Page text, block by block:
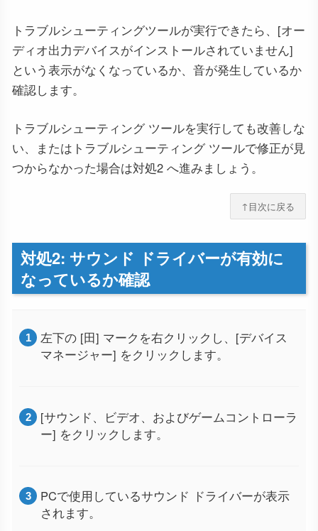
トラブルシューティングツールが実行できたら、[オー
ディオ出力デバイスがインストールされていません]
という表示がなくなっているか、音が発生しているか
確認します。
トラブルシューティング ツールを実行しても改善しな
い、またはトラブルシューティング ツールで修正が見
つからなかった場合は対処2 へ進みましょう。
↑目次に戻る
対処2: サウンド ドライバーが有効に
なっているか確認
左下の [田] マークを右クリックし、[デバイス
マネージャー] をクリックします。
[サウンド、ビデオ、およびゲームコントローラ
ー] をクリックします。
PCで使用しているサウンド ドライバーが表示
されます。